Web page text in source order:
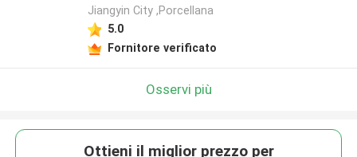
Jiangyin City ,Porcellana
5.0
Fornitore verificato
Osservi più
Ottieni il miglior prezzo per